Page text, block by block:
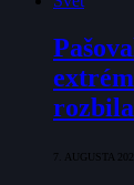
7. AUGUSTA 2026